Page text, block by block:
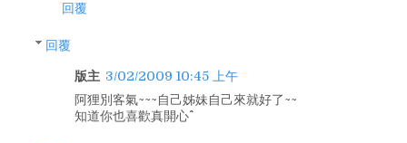
回覆
回覆
版主 3/02/2009 10:45 上午
阿狸別客氣~~~自己姊妹自己來就好了~~
知道你也喜歡真開心^^